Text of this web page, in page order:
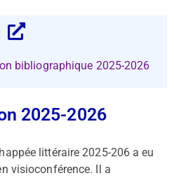
bibliographique 2025-2026
2025-2026
littéraire 2025-206 a eu
visioconférence. Il a